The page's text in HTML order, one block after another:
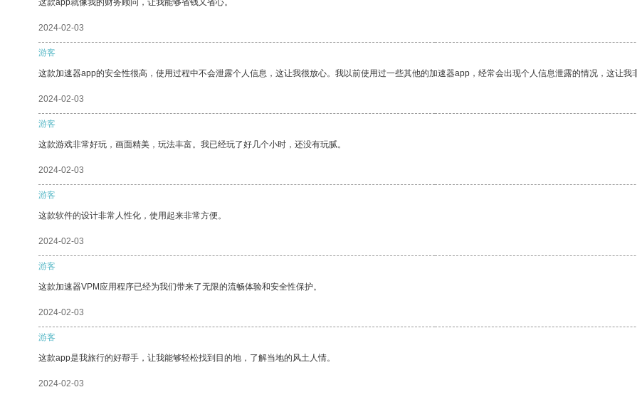
这款app就像我的财务顾问，让我能够省钱又省心。
2024-02-03
游客
这款加速器app的安全性很高，使用过程中不会泄露个人信息，这让我很放心。我以前使用过一些其他的加速器app，经常会出现个人信息泄露的情况，这让我
2024-02-03
游客
这款游戏非常好玩，画面精美，玩法丰富。我已经玩了好几个小时，还没有玩腻。
2024-02-03
游客
这款软件的设计非常人性化，使用起来非常方便。
2024-02-03
游客
这款加速器VPM应用程序已经为我们带来了无限的流畅体验和安全性保护。
2024-02-03
游客
这款app是我旅行的好帮手，让我能够轻松找到目的地，了解当地的风土人情。
2024-02-03